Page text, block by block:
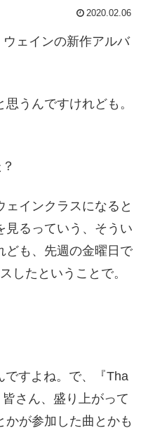
2020.02.06
ェインの新作アルバ
うんですけれども。
ェインクラスになると
るっていう、そうい
ども、先週の金曜日で
したということで。
ですよね。で、『Tha
さん、盛り上がって
が参加した曲とかも